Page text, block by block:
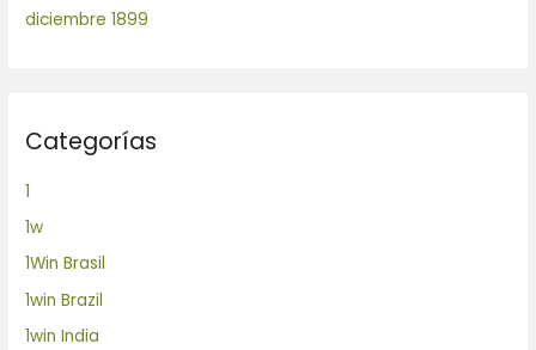
diciembre 1899
Categorías
1
1w
1Win Brasil
1win Brazil
1win India